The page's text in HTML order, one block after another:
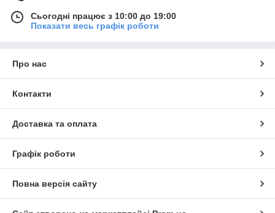
Сьогодні працює з 10:00 до 19:00
Показати весь графік роботи
Про нас
Контакти
Доставка та оплата
Графік роботи
Повна версія сайту